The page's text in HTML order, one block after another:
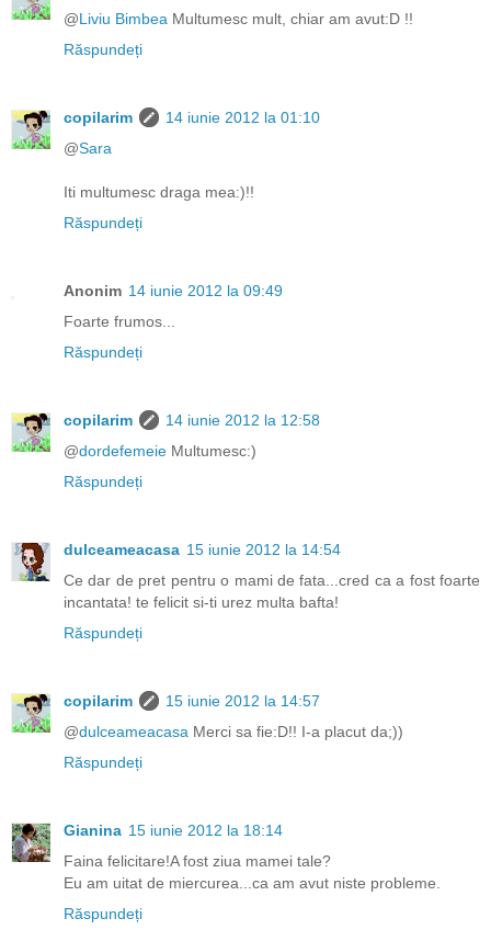
@Liviu Bimbea Multumesc mult, chiar am avut:D !!
Răspundeți
copilarim
14 iunie 2012 la 01:10
@Sara
Iti multumesc draga mea:)!!
Răspundeți
Anonim 14 iunie 2012 la 09:49
Foarte frumos...
Răspundeți
copilarim
14 iunie 2012 la 12:58
@dordefemeie Multumesc:)
Răspundeți
dulceameacasa 15 iunie 2012 la 14:54
Ce dar de pret pentru o mami de fata...cred ca a fost foarte
incantata! te felicit si-ti urez multa bafta!
Răspundeți
copilarim
15 iunie 2012 la 14:57
@dulceameacasa Merci sa fie:D!! I-a placut da;))
Răspundeți
Gianina 15 iunie 2012 la 18:14
Faina felicitare!A fost ziua mamei tale?
Eu am uitat de miercurea...ca am avut niste probleme.
Răspundeți